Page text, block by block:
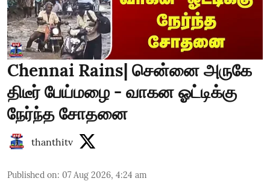
Chennai Rains| சென்னை அருகே
திடீர் பேய்மழை - வாகன ஓட்டிக்கு
நேர்ந்த சோதனை
thanthitv
Published on: 07 Aug 2026, 4:24 am